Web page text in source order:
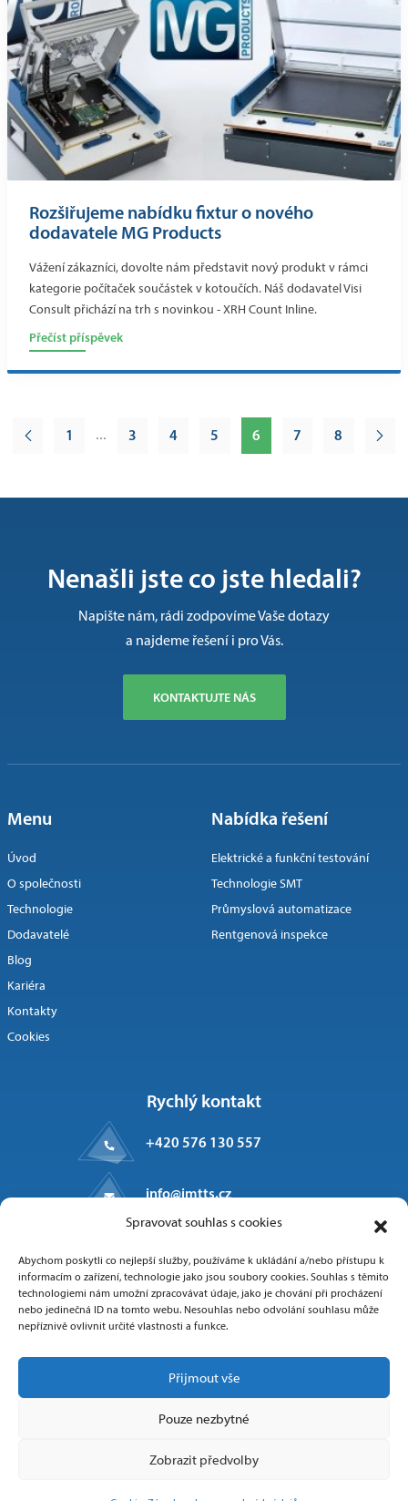
Spravovat souhlas s cookies
Abychom poskytli co nejlepší služby, používáme k ukládání a/nebo přístupu k
informacím o zařízení, technologie jako jsou soubory cookies. Souhlas s těmito
technologiemi nám umožní zpracovávat údaje, jako je chování při procházení
nebo jedinečná ID na tomto webu. Nesouhlas nebo odvolání souhlasu může
nepříznivě ovlivnit určité vlastnosti a funkce.
Přijmout vše
Pouze nezbytné
Zobrazit předvolby
Rozšiřujeme nabídku fixtur o nového
dodavatele MG Products
Vážení zákazníci, dovolte nám představit nový produkt v rámci
kategorie počítaček součástek v kotoučích. Náš dodavatel Visi
Consult přichází na trh s novinkou - XRH Count Inline.
Přečíst příspěvek
1 … 3 4 5 6 7 8
Nenašli jste co jste hledali?
Napište nám, rádi zodpovíme Vaše dotazy
a najdeme řešení i pro Vás.
KONTAKTUJTE NÁS
Menu
Úvod
O společnosti
Technologie
Dodavatelé
Blog
Kariéra
Kontakty
Cookies
Nabídka řešení
Elektrické a funkční testování
Technologie SMT
Průmyslová automatizace
Rentgenová inspekce
Rychlý kontakt
+420 576 130 557
info@imtts.cz
Valašské Meziříčí, 757 01
Sledujte nás